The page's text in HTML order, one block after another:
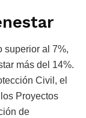
superior al 7%,
más del 14%.
Civil, el
Proyectos
de